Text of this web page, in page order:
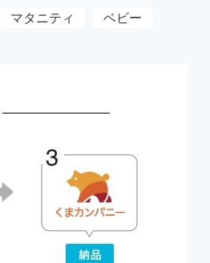
マタニティ ベビー